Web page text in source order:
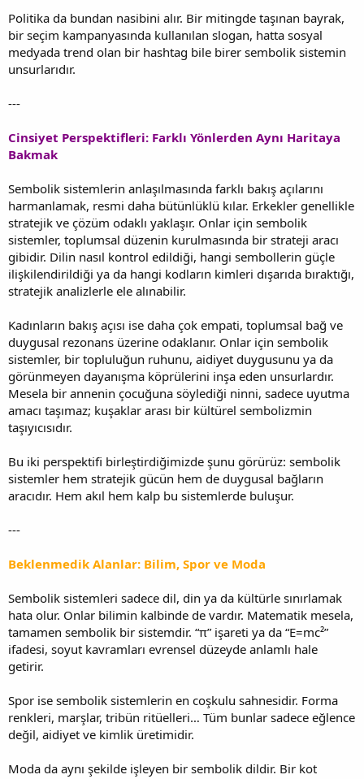
Politika da bundan nasibini alır. Bir mitingde taşınan bayrak,
bir seçim kampanyasında kullanılan slogan, hatta sosyal
medyada trend olan bir hashtag bile birer sembolik sistemin
unsurlarıdır.
---
Cinsiyet Perspektifleri: Farklı Yönlerden Aynı Haritaya
Bakmak
Sembolik sistemlerin anlaşılmasında farklı bakış açılarını
harmanlamak, resmi daha bütünlüklü kılar. Erkekler genellikle
stratejik ve çözüm odaklı yaklaşır. Onlar için sembolik
sistemler, toplumsal düzenin kurulmasında bir strateji aracı
gibidir. Dilin nasıl kontrol edildiği, hangi sembollerin güçle
ilişkilendirildiği ya da hangi kodların kimleri dışarıda bıraktığı,
stratejik analizlerle ele alınabilir.
Kadınların bakış açısı ise daha çok empati, toplumsal bağ ve
duygusal rezonans üzerine odaklanır. Onlar için sembolik
sistemler, bir topluluğun ruhunu, aidiyet duygusunu ya da
görünmeyen dayanışma köprülerini inşa eden unsurlardır.
Mesela bir annenin çocuğuna söylediği ninni, sadece uyutma
amacı taşımaz; kuşaklar arası bir kültürel sembolizmin
taşıyıcısıdır.
Bu iki perspektifi birleştirdiğimizde şunu görürüz: sembolik
sistemler hem stratejik gücün hem de duygusal bağların
aracıdır. Hem akıl hem kalp bu sistemlerde buluşur.
---
Beklenmedik Alanlar: Bilim, Spor ve Moda
Sembolik sistemleri sadece dil, din ya da kültürle sınırlamak
hata olur. Onlar bilimin kalbinde de vardır. Matematik mesela,
tamamen sembolik bir sistemdir. “π” işareti ya da “E=mc²”
ifadesi, soyut kavramları evrensel düzeyde anlamlı hale
getirir.
Spor ise sembolik sistemlerin en coşkulu sahnesidir. Forma
renkleri, marşlar, tribün ritüelleri… Tüm bunlar sadece eğlence
değil, aidiyet ve kimlik üretimidir.
Moda da aynı şekilde işleyen bir sembolik dildir. Bir kot